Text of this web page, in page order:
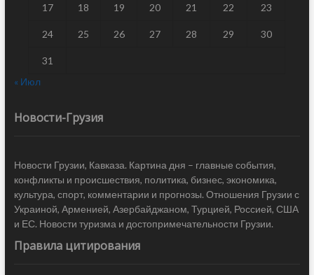
17 18 19 20 21 22 23
24 25 26 27 28 29 30
31
« Июл
Новости-Грузия
Новости Грузии, Кавказа. Картина дня – главные события,
конфликты и происшествия, политика, бизнес, экономика,
культура, спорт, комментарии и прогнозы. Отношения Грузии с
Украиной, Арменией, Азербайджаном, Турцией, Россией, США
и ЕС. Новости туризма и достопримечательности Грузии.
Правила цитирования